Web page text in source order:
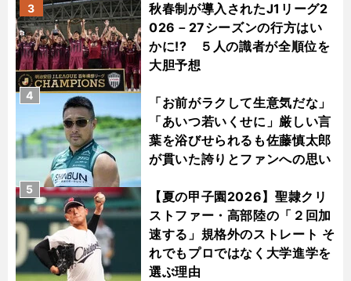
秋春制が導入されたJ1リーグ2
026－27シーズンの行方はい
かに!? ５人の識者が全順位を
大胆予想
3
「お前がラクして生意気だな」
「あいつ若いくせに」厳しい言
葉を浴びせられるも佐藤慎太郎
が貫いた誇りとファンへの思い
4
【夏の甲子園2026】聖隷クリ
ストファー・高部陸の「２回加
速する」規格外のストレート そ
れでもプロではなく大学進学を
選ぶ理由
5